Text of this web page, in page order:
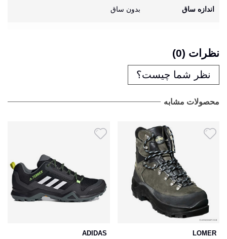
اندازه ساق بدون ساق
نظرات (0)
نظر شما چیست؟
محصولات مشابه
LOMER
ADIDAS